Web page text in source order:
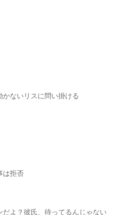
ないリスに問い掛ける
は拒否
よ？彼氏、待ってるんじゃない